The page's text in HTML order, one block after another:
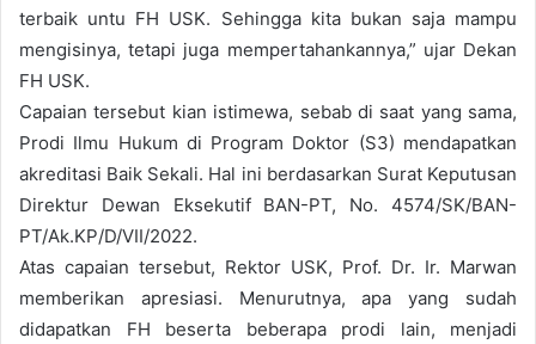
terbaik untu FH USK. Sehingga kita bukan saja mampu
mengisinya, tetapi juga mempertahankannya,” ujar Dekan
FH USK.
Capaian tersebut kian istimewa, sebab di saat yang sama,
Prodi Ilmu Hukum di Program Doktor (S3) mendapatkan
akreditasi Baik Sekali. Hal ini berdasarkan Surat Keputusan
Direktur Dewan Eksekutif BAN-PT, No. 4574/SK/BAN-
PT/Ak.KP/D/VII/2022.
Atas capaian tersebut, Rektor USK, Prof. Dr. Ir. Marwan
memberikan apresiasi. Menurutnya, apa yang sudah
didapatkan FH beserta beberapa prodi lain, menjadi